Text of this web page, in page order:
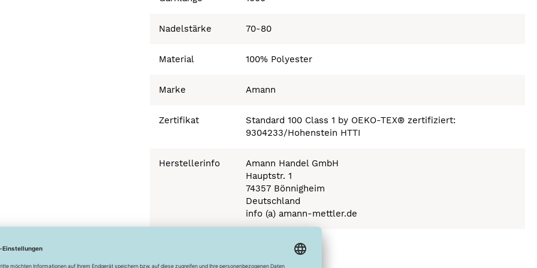
Nadelstärke 70-80
Material 100% Polyester
Marke Amann
Zertifikat
Standard 100 Class 1 by OEKO-TEX® zertifiziert:
9304233/Hohenstein HTTI
Herstellerinfo
Amann Handel GmbH
Hauptstr. 1
74357 Bönnigheim
Deutschland
info (a) amann-mettler.de